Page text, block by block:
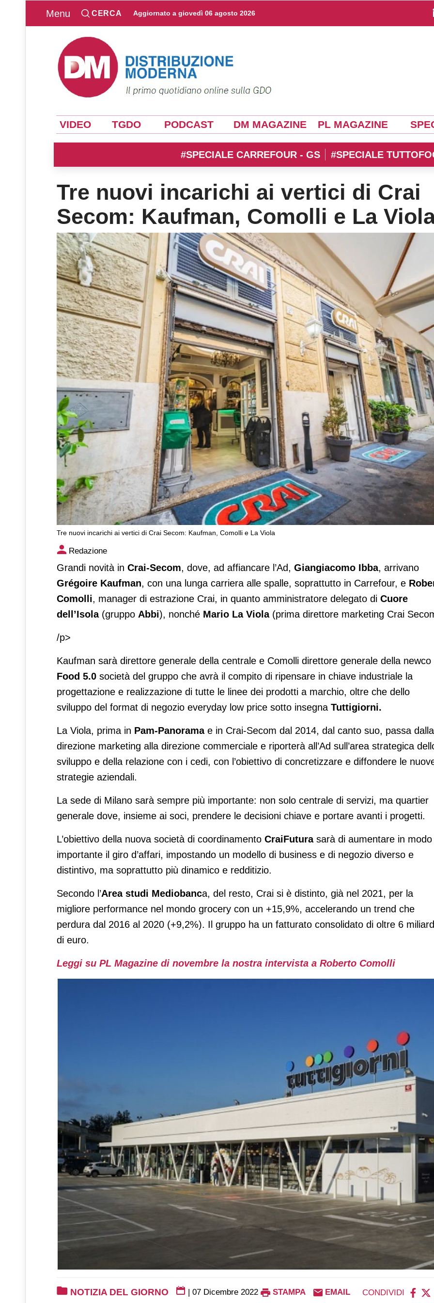
Menu CERCA Aggiornato a giovedì 06 agosto 2026
VIDEO TGDO PODCAST DM MAGAZINE PL MAGAZINE
#SPECIALE CARREFOUR - GS #SPECIALE
Tre nuovi incarichi ai vertici di Crai
Secom: Kaufman, Comolli e La
Tre nuovi incarichi ai vertici di Crai Secom: Kaufman, Comolli e La Viola
Tre nuovi incarichi ai vertici di Crai Secom: Kaufman, Comolli e La
Viola
Redazione
Grandi novità in Crai-Secom, dove, ad affiancare l’Ad, Giangiacomo Ibba, arrivano
Grégoire Kaufman, con una lunga carriera alle spalle, soprattutto in Carrefour, e
Comolli, manager di estrazione Crai, in quanto amministratore delegato di Cuore
dell’Isola(gruppo Abbi), nonché Mario La Viola(prima direttore marketing Crai
/p>
Kaufman sarà direttore generale della centrale e Comolli direttore generale della newco
Food 5.0 società del gruppo che avrà il compito di ripensare in chiave industriale la
progettazione e realizzazione di tutte le linee dei prodotti a marchio, oltre che dello
sviluppo del format di negozio everyday low price sotto insegna Tuttigiorni.
La Viola, prima in Pam-Panoramae in Crai-Secom dal 2014, dal canto suo, passa dalla
direzione marketing alla direzione commerciale e riporterà all’Ad sull’area strategica
sviluppo e della relazione con i cedi, con l’obiettivo di concretizzare e diffondere le
strategie aziendali.
La sede di Milano sarà sempre più importante: non solo centrale di servizi, ma quartier
generale dove, insieme ai soci, prendere le decisioni chiave e portare avanti i progetti.
L’obiettivo della nuova società di coordinamento CraiFutura sarà di aumentare in modo
importante il giro d’affari, impostando un modello di business e di negozio diverso e
distintivo, ma soprattutto più dinamico e redditizio.
Secondo l’Area studi Mediobanca, del resto, Crai si è distinto, già nel 2021, per la
migliore performance nel mondo grocery con un +15,9%, accelerando un trend che
perdura dal 2016 al 2020 (+9,2%). Il gruppo ha un fatturato consolidato di oltre 6
di euro.
Leggi su PL Magazine di novembre la nostra intervista a Roberto Comolli
NOTIZIA DEL GIORNO | 07 Dicembre 2022 STAMPA EMAIL CONDIVIDI